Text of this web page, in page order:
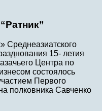
Среднеазиатского
15- летия
Центра по
состоялось
Первого
полковника Савченко